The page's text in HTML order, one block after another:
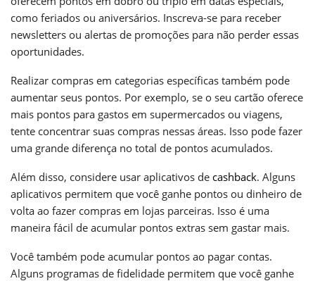
como feriados ou aniversários. Inscreva-se para receber
newsletters ou alertas de promoções para não perder essas
oportunidades.
Realizar compras em categorias específicas também pode
aumentar seus pontos. Por exemplo, se o seu cartão oferece
mais pontos para gastos em supermercados ou viagens,
tente concentrar suas compras nessas áreas. Isso pode fazer
uma grande diferença no total de pontos acumulados.
Além disso, considere usar aplicativos de cashback. Alguns
aplicativos permitem que você ganhe pontos ou dinheiro de
volta ao fazer compras em lojas parceiras. Isso é uma
maneira fácil de acumular pontos extras sem gastar mais.
Você também pode acumular pontos ao pagar contas.
Alguns programas de fidelidade permitem que você ganhe